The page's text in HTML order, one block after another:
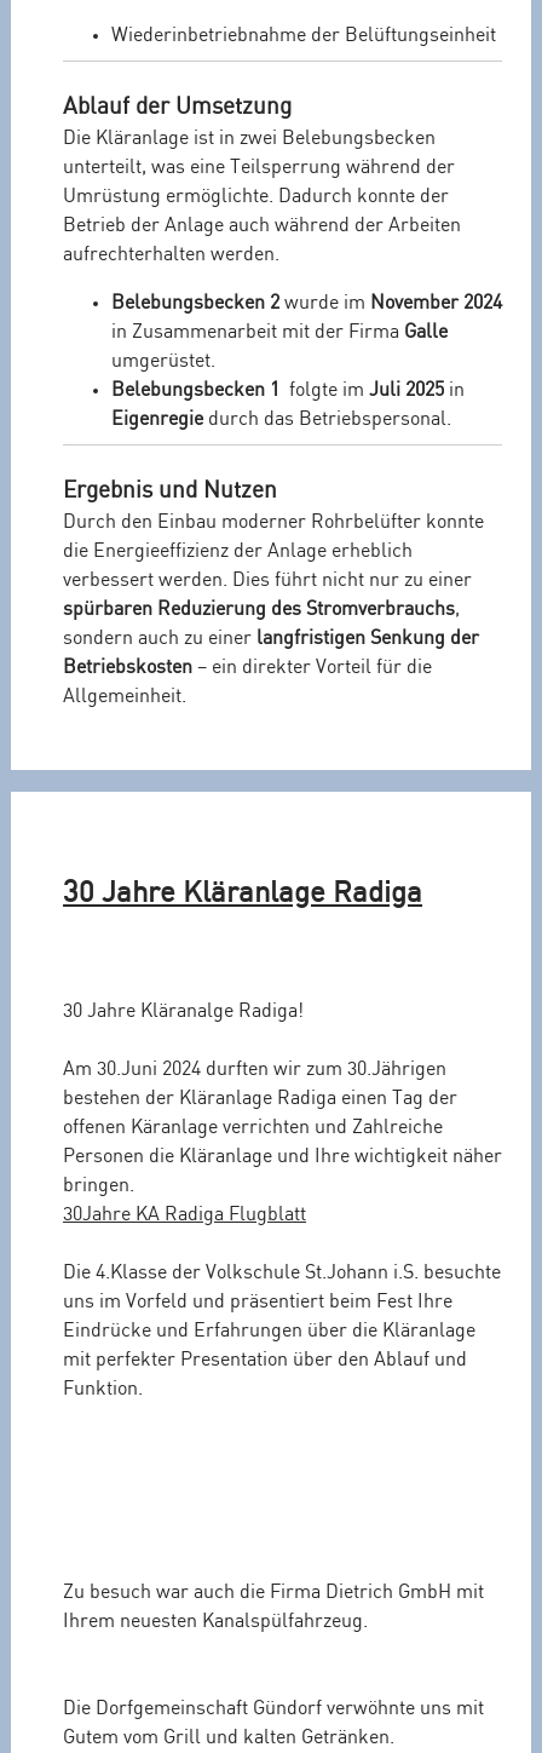
Wiederinbetriebnahme der Belüftungseinheit
Ablauf der Umsetzung
Die Kläranlage ist in zwei Belebungsbecken
unterteilt, was eine Teilsperrung während der
Umrüstung ermöglichte. Dadurch konnte der
Betrieb der Anlage auch während der Arbeiten
aufrechterhalten werden.
Belebungsbecken 2 wurde im November 2024
in Zusammenarbeit mit der Firma Galle
umgerüstet.
Belebungsbecken 1
folgte imJuli 2025 in
Eigenregiedurch das Betriebspersonal.
Ergebnis und Nutzen
Durch den Einbau moderner Rohrbelüfter konnte
die Energieeffizienz der Anlage erheblich
verbessert werden. Dies führt nicht nur zu einer
spürbaren Reduzierung des Stromverbrauchs,
sondern auch zu einer langfristigen Senkung der
Betriebskosten – ein direkter Vorteil für die
Allgemeinheit.
30 Jahre Kläranlage Radiga
30 Jahre Kläranalge Radiga!
Am 30.Juni 2024 durften wir zum 30.Jährigen
bestehen der Kläranlage Radiga einen Tag der
offenen Käranlage verrichten und Zahlreiche
Personen die Kläranlage und Ihre wichtigkeit näher
bringen.
30Jahre KA Radiga Flugblatt
Die 4.Klasse der Volkschule St.Johann i.S. besuchte
uns im Vorfeld und präsentiert beim Fest Ihre
Eindrücke und Erfahrungen über die Kläranlage
mit perfekter Presentation über den Ablauf und
Funktion.
Zu besuch war auch die Firma Dietrich GmbH mit
Ihrem neuesten Kanalspülfahrzeug.
Die Dorfgemeinschaft Gündorf verwöhnte uns mit
Gutem vom Grill und kalten Getränken.